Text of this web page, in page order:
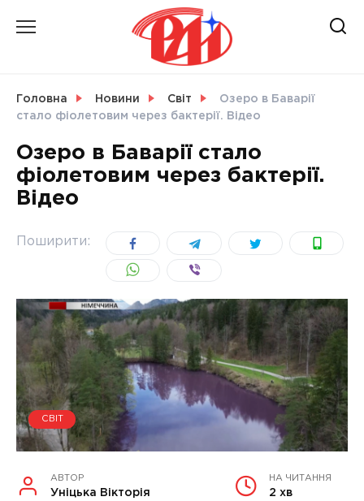
Головна Новини Світ
Озеро в Баварії
стало фіолетовим через бактерії. Відео
Озеро в Баварії стало
фіолетовим через бактерії.
Відео
Поширити:
СВІТ
АВТОР
Уніцька Вікторія
НА ЧИТАННЯ
2 хв